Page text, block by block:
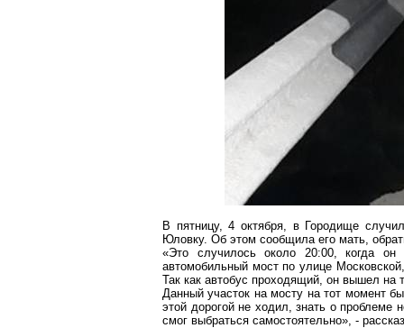
В пятницу, 4 октября, в Городище
Юловку. Об этом сообщила его мать,
«Это случилось около 20:00, когда
автомобильный мост по улице
Так как автобус проходящий, он вышел на
Данный участок на мосту на тот момент
этой дорогой не ходил, знать о проблеме
смог выбраться самостоятельно», -